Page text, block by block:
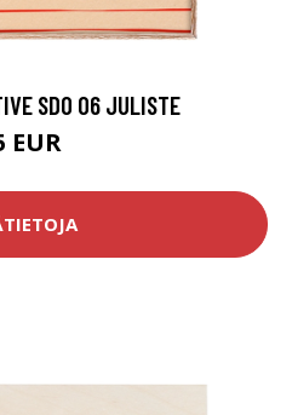
SDO 06 JULISTE
EUR